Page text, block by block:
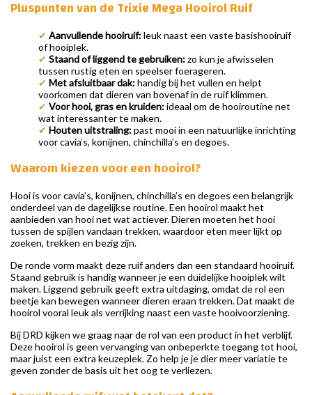
Pluspunten van de Trixie Mega Hooirol Ruif
✔ Aanvullende hooiruif:leuk naast een vaste basishooiruif
of hooiplek.
✔ Staand of liggend te gebruiken:zo kun je afwisselen
tussen rustig eten en speelser foerageren.
✔ Met afsluitbaar dak:handig bij het vullen en helpt
voorkomen dat dieren van bovenaf in de ruif klimmen.
✔ Voor hooi, gras en kruiden:ideaal om de hooiroutine net
wat interessanter te maken.
✔ Houten uitstraling:past mooi in een natuurlijke inrichting
voor cavia’s, konijnen, chinchilla’s en degoes.
Waarom kiezen voor een hooirol?
Hooi is voor cavia’s, konijnen, chinchilla’s en degoes een belangrijk
onderdeel van de dagelijkse routine. Een hooirol maakt het
aanbieden van hooi net wat actiever. Dieren moeten het hooi
tussen de spijlen vandaan trekken, waardoor eten meer lijkt op
zoeken, trekken en bezig zijn.
De ronde vorm maakt deze ruif anders dan een standaard hooiruif.
Staand gebruik is handig wanneer je een duidelijke hooiplek wilt
maken. Liggend gebruik geeft extra uitdaging, omdat de rol een
beetje kan bewegen wanneer dieren eraan trekken. Dat maakt de
hooirol vooral leuk als verrijking naast een vaste hooivoorziening.
Bij DRD kijken we graag naar de rol van een product in het verblijf.
Deze hooirol is geen vervanging van onbeperkte toegang tot hooi,
maar juist een extra keuzeplek. Zo help je je dier meer variatie te
geven zonder de basis uit het oog te verliezen.